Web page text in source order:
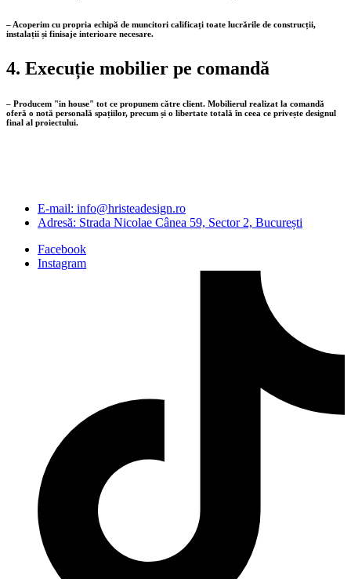
– Acoperim cu propria echipă de muncitori calificați toate lucrările de construcții,
instalații și finisaje interioare necesare.
4. Execuție mobilier pe comandă
– Producem "in house" tot ce propunem către client. Mobilierul realizat la comandă
oferă o notă personală spațiilor, precum și o libertate totală în ceea ce privește designul
final al proiectului.
E-mail: info@hristeadesign.ro
Adresă: Strada Nicolae Cânea 59, Sector 2, București
Facebook
Instagram